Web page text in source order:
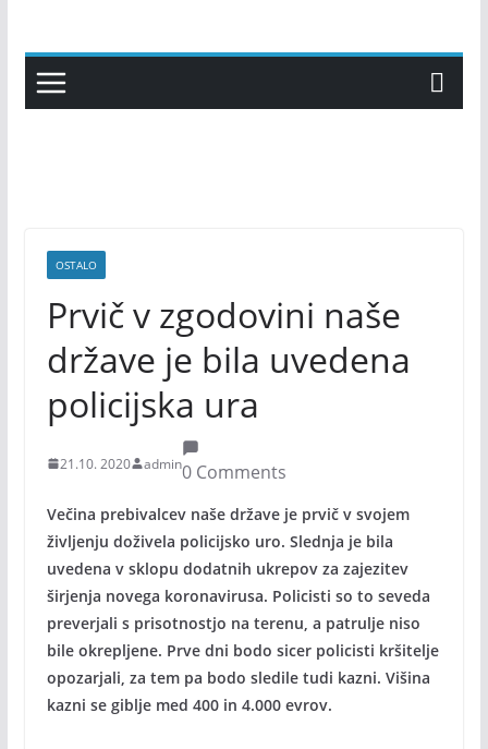
content
OSTALO
Prvič v zgodovini naše
države je bila uvedena
policijska ura
21.10. 2020 admin0 Comments
Večina prebivalcev naše države je prvič v svojem
življenju doživela policijsko uro. Slednja je bila
uvedena v sklopu dodatnih ukrepov za zajezitev
širjenja novega koronavirusa. Policisti so to seveda
preverjali s prisotnostjo na terenu, a patrulje niso
bile okrepljene. Prve dni bodo sicer policisti kršitelje
opozarjali, za tem pa bodo sledile tudi kazni. Višina
kazni se giblje med 400 in 4.000 evrov.